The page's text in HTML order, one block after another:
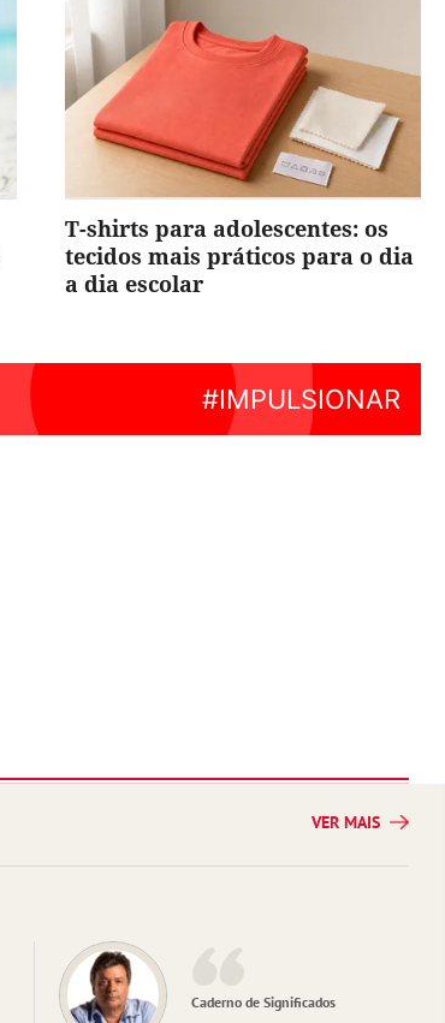
T-shirts para adolescentes: os
tecidos mais práticos para o dia
a dia escolar
VER MAIS
Caderno de Significados